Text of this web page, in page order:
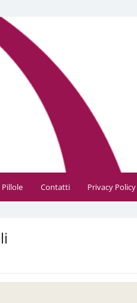
amministrativa, contabile,
Contatti Privacy Policy